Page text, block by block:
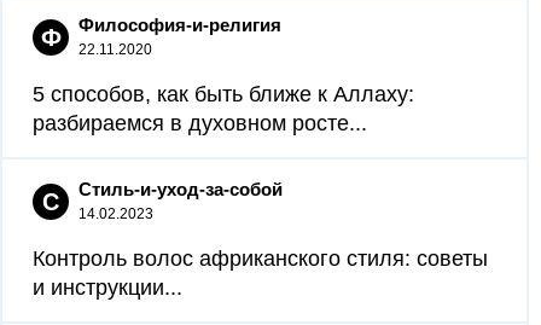
Ф Философия-и-религия
22.11.2020
5 способов, как быть ближе к Аллаху:
разбираемся в духовном росте...
С Стиль-и-уход-за-собой
14.02.2023
Контроль волос африканского стиля: советы
и инструкции...